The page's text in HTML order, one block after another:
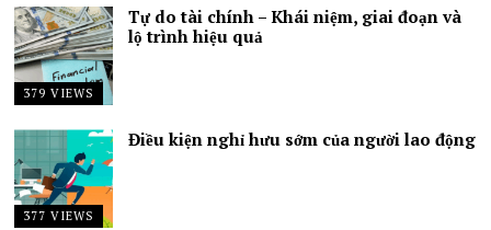
379 VIEWS
Tự do tài chính – Khái niệm, giai đoạn và
lộ trình hiệu quả
377 VIEWS
Điều kiện nghỉ hưu sớm của người lao động